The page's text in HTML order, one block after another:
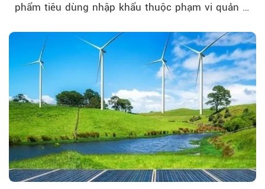
phẩm tiêu dùng nhập khẩu thuộc phạm vi quản lý